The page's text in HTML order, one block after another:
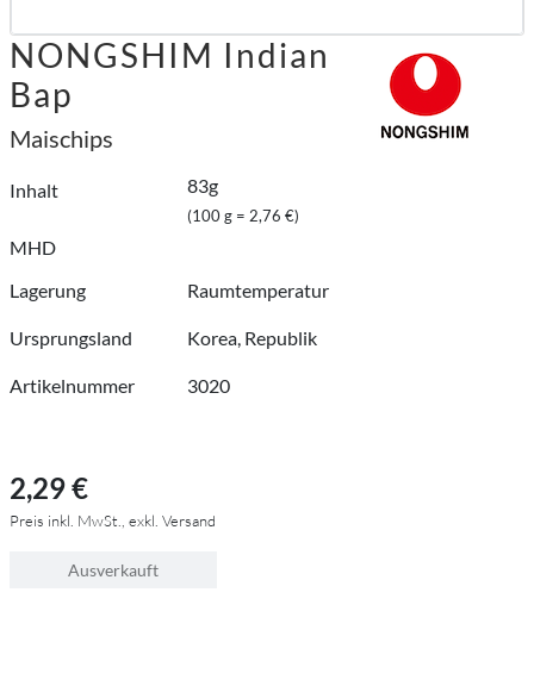
NONGSHIM Indian
Bap
Maischips
Inhalt 83g
(100 g = 2,76 €)
MHD
Lagerung
Raumtemperatur
Ursprungsland Korea, Republik
Artikelnummer 3020
2,29 €
Preis inkl. MwSt., exkl. Versand
Ausverkauft